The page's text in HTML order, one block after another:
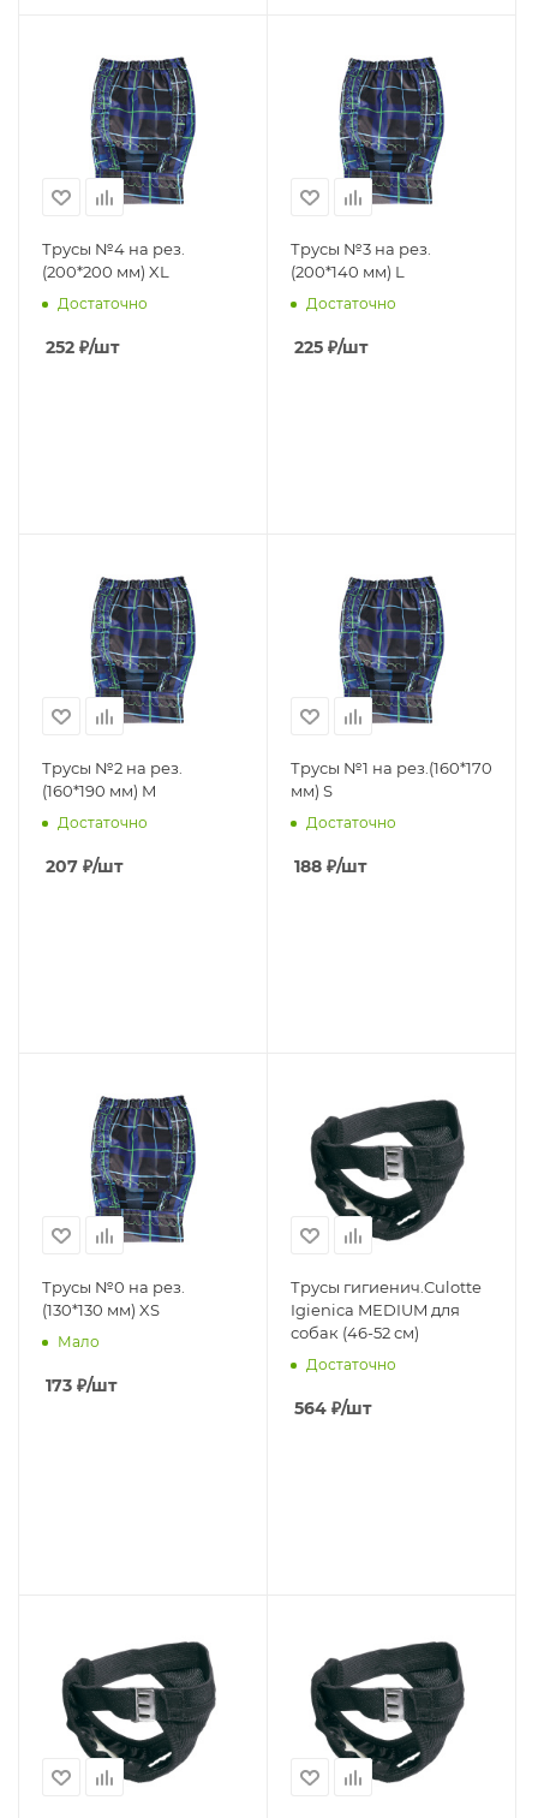
Трусы №4 на рез.
(200*200 мм) XL
Достаточно
252 ₽/шт
Трусы №3 на рез.
(200*140 мм) L
Достаточно
225 ₽/шт
Трусы №2 на рез.
(160*190 мм) M
Достаточно
207 ₽/шт
Трусы №1 на рез.(160*170
мм) S
Достаточно
188 ₽/шт
Трусы №0 на рез.
(130*130 мм) XS
Мало
173 ₽/шт
Трусы гигиенич.Culotte
Igienica MEDIUM для
собак (46-52 см)
Достаточно
564 ₽/шт